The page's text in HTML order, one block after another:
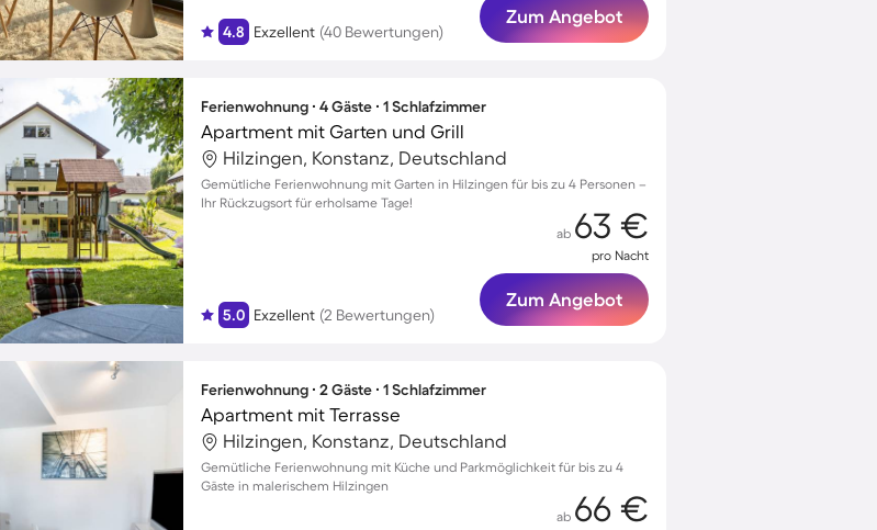
4.8 Exzellent (40 Bewertungen)
Zum Angebot
Ferienwohnung ∙ 4 Gäste ∙ 1 Schlafzimmer
Apartment mit Garten und Grill
Hilzingen, Konstanz, Deutschland
Gemütliche Ferienwohnung mit Garten in Hilzingen für bis zu 4 Personen –
Ihr Rückzugsort für erholsame Tage!
5.0 Exzellent (2 Bewertungen)
ab 63 €
pro Nacht
Zum Angebot
Ferienwohnung ∙ 2 Gäste ∙ 1 Schlafzimmer
Apartment mit Terrasse
Hilzingen, Konstanz, Deutschland
Gemütliche Ferienwohnung mit Küche und Parkmöglichkeit für bis zu 4
Gäste in malerischem Hilzingen
ab 66 €